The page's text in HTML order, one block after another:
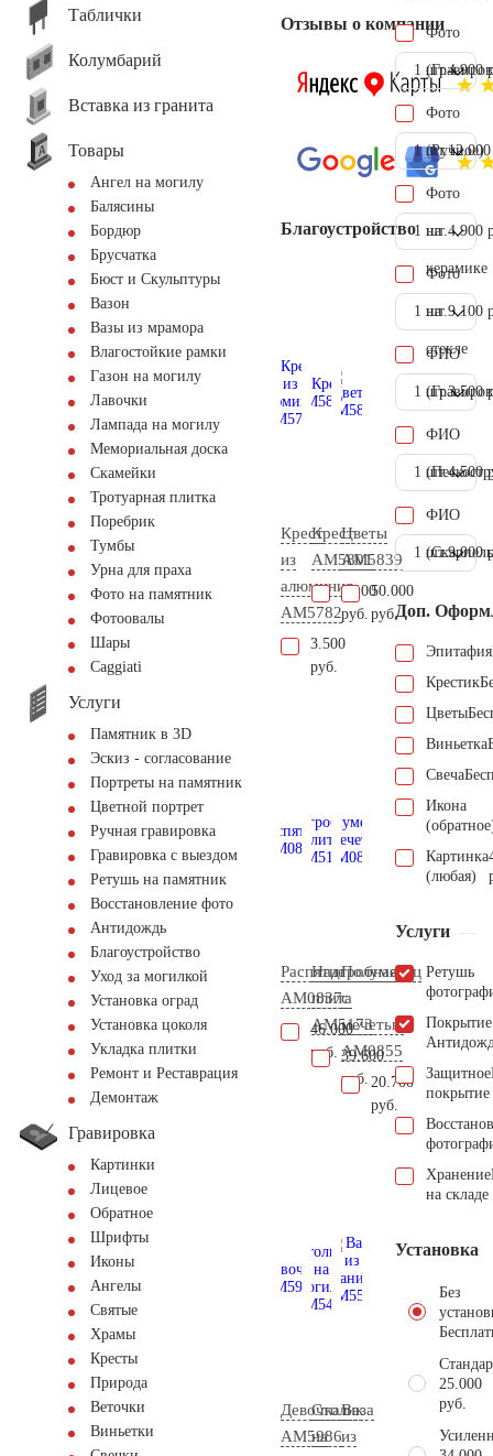
Таблички
Колумбарий
Вставка из гранита
Товары
Ангел на могилу
Балясины
Бордюр
Брусчатка
Бюст и Скульптуры
Вазон
Вазы из мрамора
Влагостойкие рамки
Газон на могилу
Лавочки
Лампада на могилу
Мемориальная доска
Скамейки
Тротуарная плитка
Поребрик
Тумбы
Урна для праха
Фото на памятник
Фотоовалы
Шары
Сaggiati
Услуги
Памятник в 3D
Эскиз - согласование
Портреты на памятник
Цветной портрет
Ручная гравировка
Гравировка с выездом
Ретушь на памятник
Восстановление фото
Антидождь
Благоустройство
Уход за могилкой
Установка оград
Установка цоколя
Укладка плитки
Ремонт и Реставрация
Демонтаж
Гравировка
Картинки
Лицевое
Обратное
Шрифты
Иконы
Ангелы
Святые
Храмы
Кресты
Природа
Веточки
Виньетки
Отзывы о компании
Благоустройство
Крест
из
алюминия
AM5782
3.500
руб.
Крест
AM5801
5.100
руб.
Цветы
AM5839
50.000
руб.
Распятие
AM0837
46.000
руб.
Надгробная
плита
AM5173
39.600
руб.
Полумесяц
с
мечетью
AM0855
20.700
руб.
Девочка
AM5986
Столик
на
Ваза
из
Фото
1 шт.4.900
Фото
(Ручное)
1 шт.
Фото
на
керамике
1 шт. 4.900
Фото
на
стекле
1 шт. 9.100
ФИО
1 шт.3.500
ФИО
1 шт.4.500
ФИО
1 шт.9.000
Доп.
Эпитафия
Крестик
Цветы
Виньетка
Свеча
Икона
Картинка
(любая)
Услуги
Ретушь
Покрытие
Защитное
покрытие
Хранение
на складе
Установка
Без
25.000
руб.